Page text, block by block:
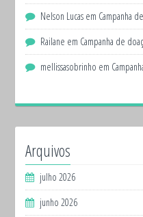
Nelson Lucas em Campanha
Railane em Campanha de
mellissasobrinho em
Arquivos
julho 2026
junho 2026